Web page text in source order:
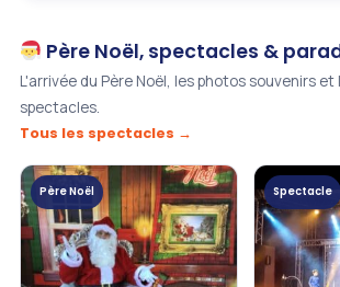
Père Noël, spectacles &
L'arrivée du Père Noël, les photos souvenirs
spectacles.
Tous les spectacles →
Père Noël Spectacle